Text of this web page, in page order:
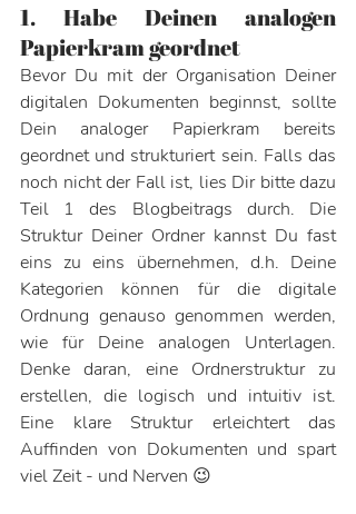
1. Habe Deinen analogen
Papierkram geordnet
Bevor Du mit der Organisation Deiner
digitalen Dokumenten beginnst, sollte
Dein analoger Papierkram bereits
geordnet und strukturiert sein. Falls das
noch nicht der Fall ist, lies Dir bitte dazu
Teil 1 des Blogbeitrags durch. Die
Struktur Deiner Ordner kannst Du fast
eins zu eins übernehmen, d.h. Deine
Kategorien können für die digitale
Ordnung genauso genommen werden,
wie für Deine analogen Unterlagen.
Denke daran, eine Ordnerstruktur zu
erstellen, die logisch und intuitiv ist.
Eine klare Struktur erleichtert das
Auffinden von Dokumenten und spart
viel Zeit - und Nerven 😉